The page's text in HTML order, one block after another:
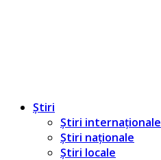
Știri
Știri internaționale
Știri naționale
Știri locale